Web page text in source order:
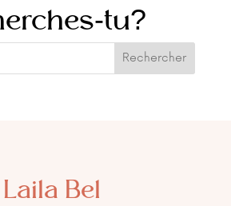
tu?
Laila Bel